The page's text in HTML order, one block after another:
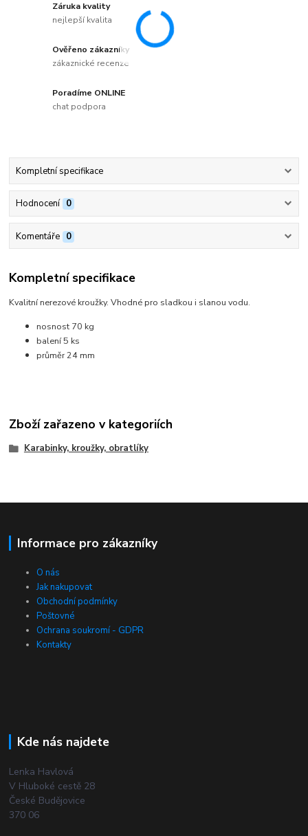
Záruka kvality
nejlepší kvalita
Ověřeno zákazníky
zákaznické recenze
Poradíme ONLINE
chat podpora
Kompletní specifikace
Hodnocení 0
Komentáře 0
Kompletní specifikace
Kvalitní nerezové kroužky. Vhodné pro sladkou i slanou vodu.
nosnost 70 kg
balení 5 ks
průměr 24 mm
Zboží zařazeno v kategoriích
Karabinky, kroužky, obratlíky
Informace pro zákazníky
O nás
Jak nakupovat
Obchodní podmínky
Poštovné
Ochrana soukromí - GDPR
Kontakty
Kde nás najdete
Lenka Havlová
V Hluboké cestě 28
České Budějovice
370 06